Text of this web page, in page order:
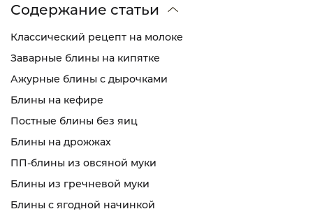
Содержание статьи
Классический рецепт на молоке
Заварные блины на кипятке
Ажурные блины с дырочками
Блины на кефире
Постные блины без яиц
Блины на дрожжах
ПП-блины из овсяной муки
Блины из гречневой муки
Блины с ягодной начинкой